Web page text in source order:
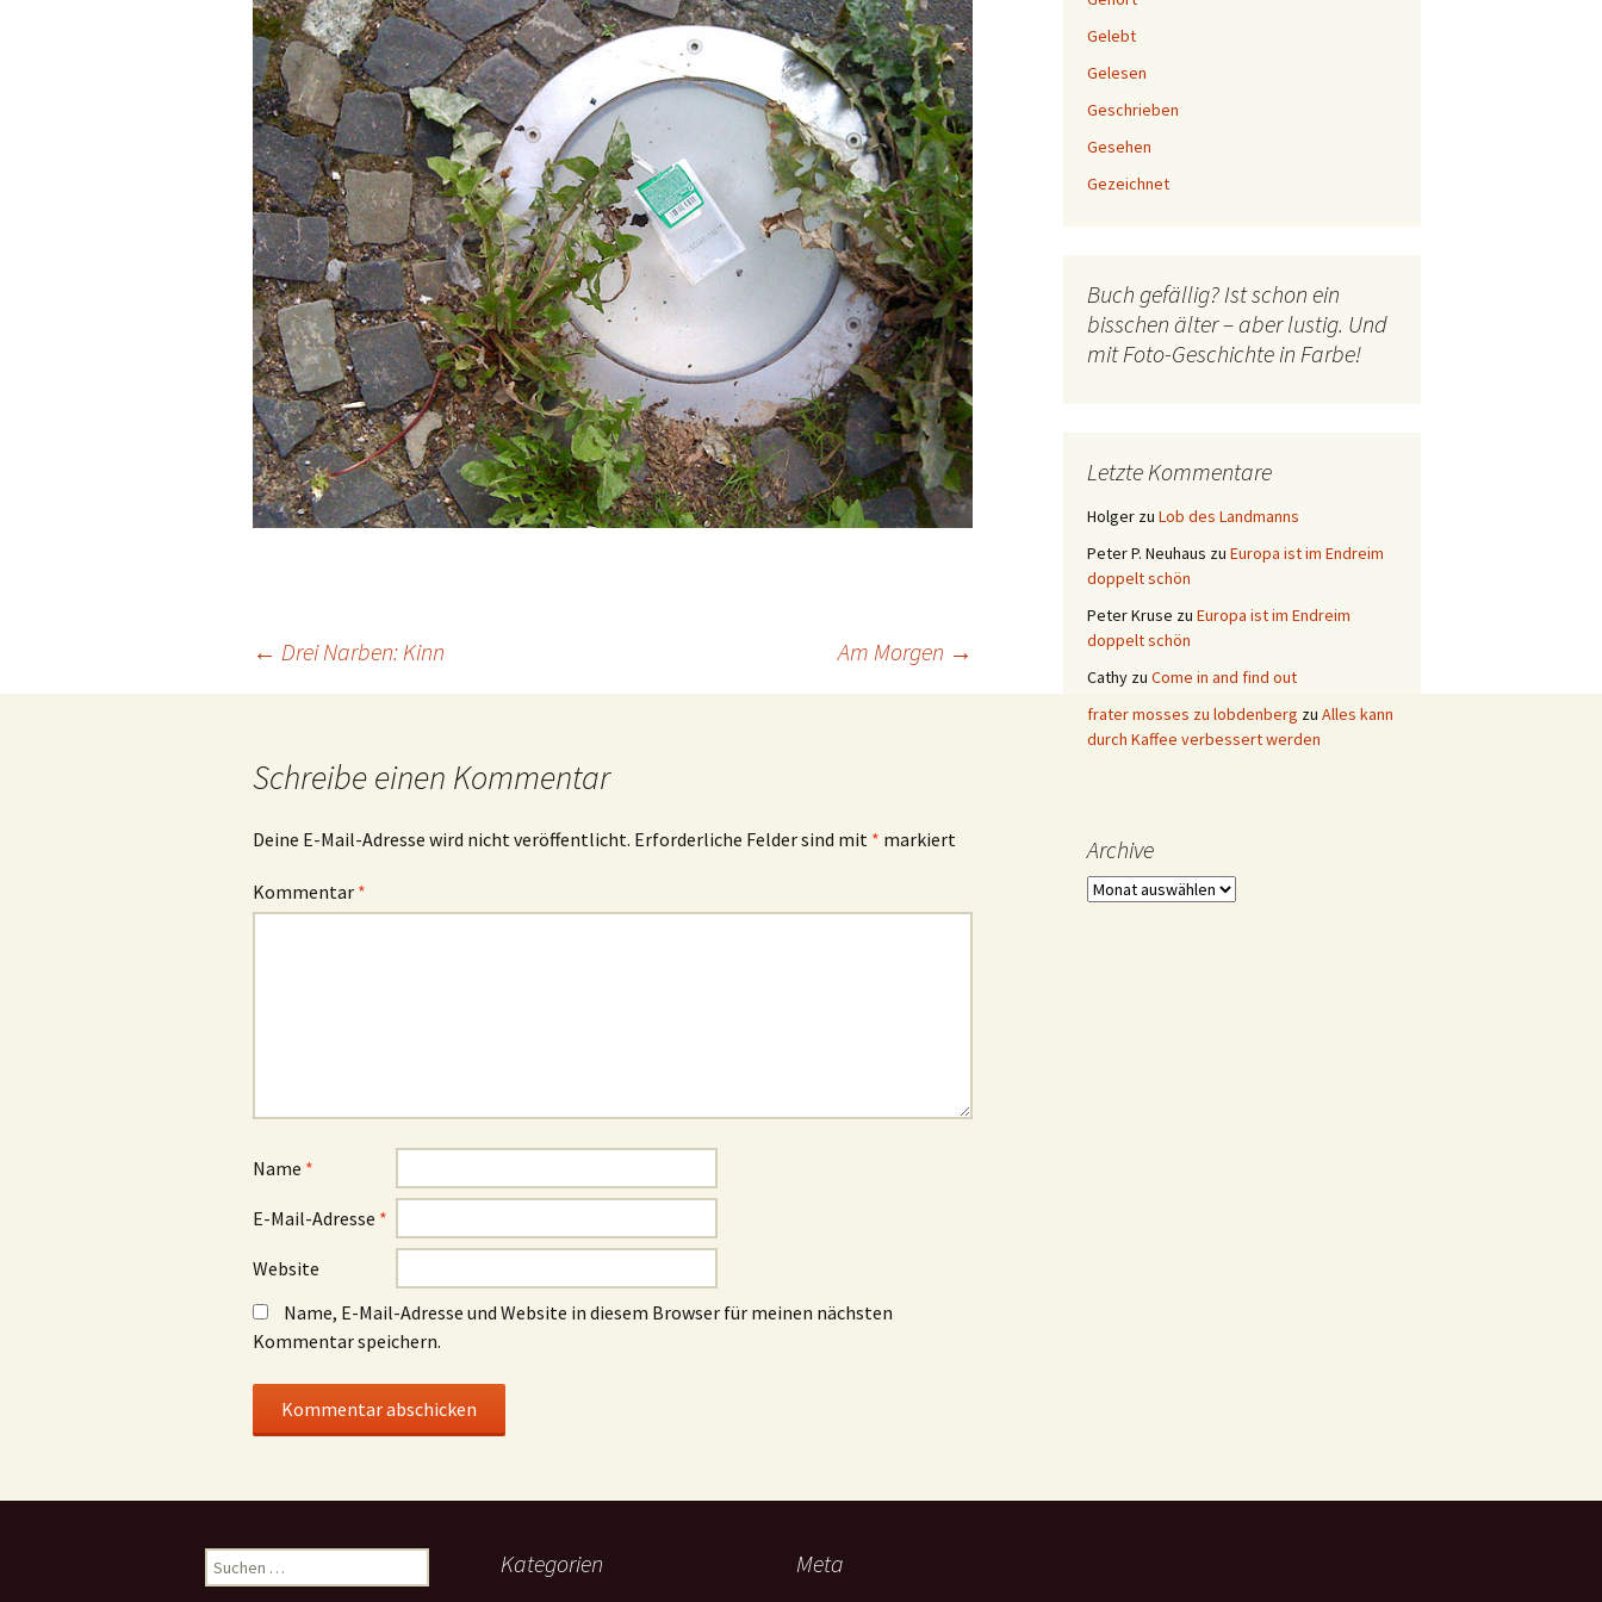
← Drei Narben: Kinn Am Morgen →
Schreibe einen Kommentar
Deine E-Mail-Adresse wird nicht veröffentlicht. Erforderliche Felder sind mit * markiert
Kommentar *
Name *
E-Mail-Adresse *
Website
Name, E-Mail-Adresse und Website in diesem Browser für meinen nächsten
Kommentar speichern.
Gelebt
Gelesen
Geschrieben
Gesehen
Gezeichnet
Buch gefällig? Ist schon ein
bisschen älter – aber lustig. Und
mit Foto-Geschichte in Farbe!
Letzte Kommentare
Holger zu Lob des Landmanns
Peter P. Neuhaus zu Europa ist im Endreim
doppelt schön
Peter Kruse zu Europa ist im Endreim
doppelt schön
Cathy zu Come in and find out
frater mosses zu lobdenberg zu Alles kann
durch Kaffee verbessert werden
Archive
Archive
Suchen
nach:
Kategorien Meta